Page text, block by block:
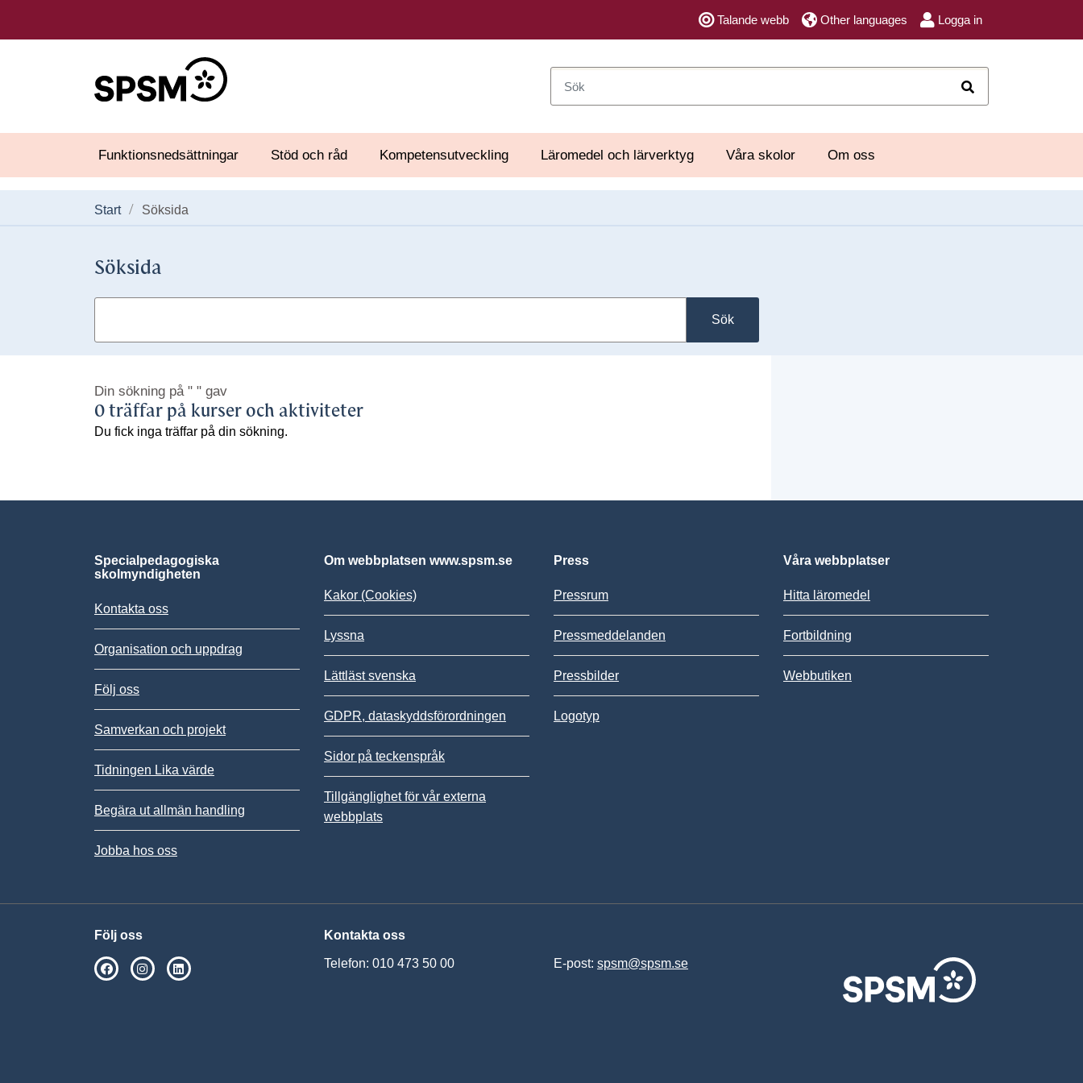
Talande webb Other languages Logga in
Funktionsnedsättningar Stöd och råd Kompetensutveckling Läromedel och lärverktyg Våra skolor Om oss
Start Söksida
Söksida
Sök
Din sökning på " " gav
0 träffar på kurser och aktiviteter
Du fick inga träffar på din sökning.
Specialpedagogiska
skolmyndigheten
Kontakta oss
Organisation och uppdrag
Följ oss
Samverkan och projekt
Tidningen Lika värde
Begära ut allmän handling
Jobba hos oss
Om webbplatsen www.spsm.se
Kakor (Cookies)
Lyssna
Lättläst svenska
GDPR, dataskyddsförordningen
Sidor på teckenspråk
Tillgänglighet för vår externa
webbplats
Press
Pressrum
Pressmeddelanden
Pressbilder
Logotyp
Våra webbplatser
Hitta läromedel
Fortbildning
Webbutiken
Följ oss
SPSM på Facebook
SPSM på Instagram
Kontakta oss
Telefon: 010 473 50 00 E-post: spsm@spsm.se